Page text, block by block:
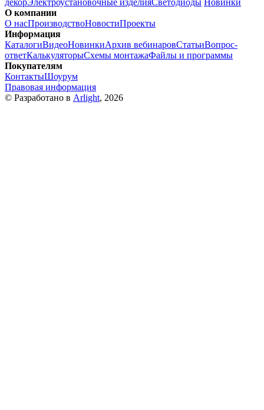
декорЭлектроустановочные изделияСветодиоды Новинки
О компании
О насПроизводствоНовостиПроекты
Информация
КаталогиВидеоНовинкиАрхив вебинаровСтатьиВопрос-
ответКалькуляторыСхемы монтажаФайлы и программы
Покупателям
КонтактыШоурум
Правовая информация
© Разработано в Arlight, 2026